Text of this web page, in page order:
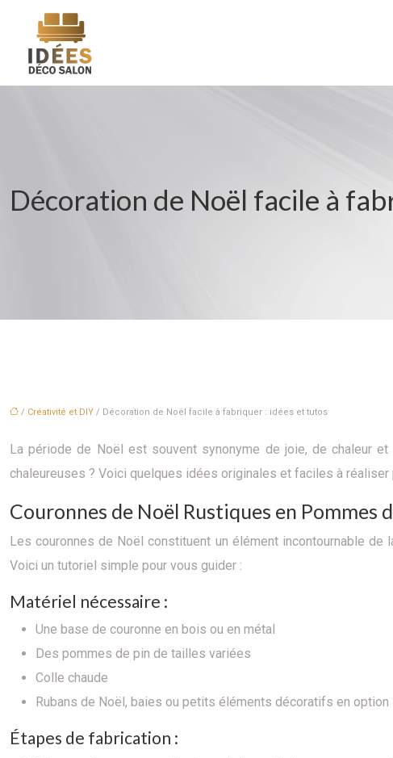
Décoration de Noël facile à
/ Créativité et DIY / Décoration de Noël facile à fabriquer : idées et tutos
La période de Noël est souvent synonyme de joie, de chaleur
chaleureuses ? Voici quelques idées originales et faciles à
Couronnes de Noël Rustiques en Pommes
Les couronnes de Noël constituent un élément incontournable
Voici un tutoriel simple pour vous guider :
Matériel nécessaire :
Une base de couronne en bois ou en métal
Des pommes de pin de tailles variées
Colle chaude
Rubans de Noël, baies ou petits éléments décoratifs en option
Étapes de fabrication :